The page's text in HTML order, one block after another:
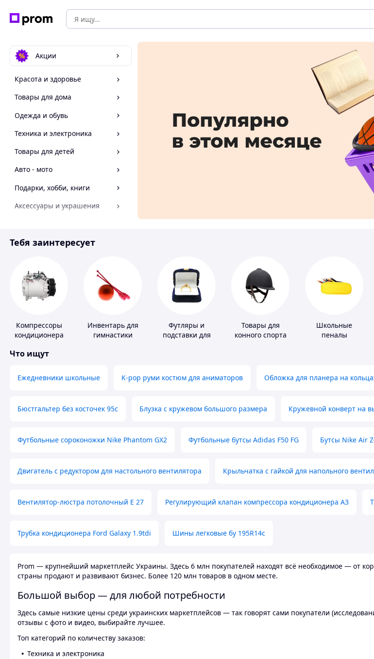
Акции
Красота и здоровье
Товары для дома
Одежда и обувь
Техника и электроника
Товары для детей
Авто - мото
Подарки, хобби, книги
Аксессуары и украшения
Спорт и отдых
Тебя заинтересует
Компрессоры
кондиционера
Инвентарь для
гимнастики
Футляры и
подставки для
Товары для
конного спорта
Школьные
пеналы
Что ищут
Ежедневники школьные K-pop руми костюм для аниматоров Обложка для планера на
Бюстгальтер без косточек 95с Блузка с кружевом большого размера Кружевной конверт на
Футбольные сороконожки Nike Phantom GX2 Футбольные бутсы Adidas F50 FG Бутсы Nike Air
Двигатель с редуктором для настольного вентилятора Крыльчатка с гайкой для напольного
Вентилятор-люстра потолочный E 27 Регулирующий клапан компрессора кондиционера А3
Трубка кондиционера Ford Galaxy 1.9tdi Шины легковые бу 195R14c
Prom — крупнейший маркетплейс Украины. Здесь 6 млн покупателей находят всё необходимое — от
страны продают и развивают бизнес. Более 120 млн товаров в одном месте.
Большой выбор — для любой потребности
Здесь самые низкие цены среди украинских маркетплейсов — так говорят сами покупатели
отзывы с фото и видео, выбирайте лучшее.
Топ категорий по количеству заказов:
Техника и электроника